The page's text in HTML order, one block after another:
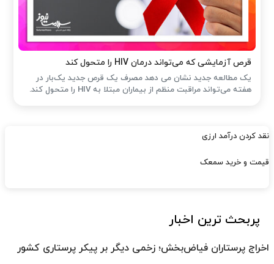
قرص آزمایشی که می‌تواند درمان HIV را متحول کند
یک مطالعه جدید نشان می دهد مصرف یک قرص جدید یک‌بار در
هفته می‌تواند مراقبت منظم از بیماران مبتلا به HIV را متحول کند.
نقد کردن درآمد ارزی
قیمت و خرید سمعک
پربحث ترین اخبار
اخراج پرستاران فیاض‌بخش؛ زخمی دیگر بر پیکر پرستاری کشور